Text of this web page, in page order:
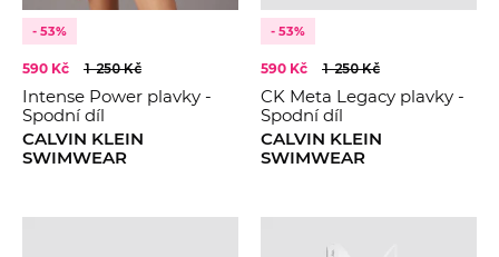
- 53%
590 Kč 1 250 Kč
Intense Power plavky -
Spodní díl
CALVIN KLEIN
SWIMWEAR
- 53%
590 Kč 1 250 Kč
CK Meta Legacy plavky -
Spodní díl
CALVIN KLEIN
SWIMWEAR